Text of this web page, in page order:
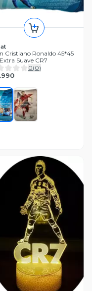
Cristiano Ronaldo 45*45
Suave CR7
0(0)